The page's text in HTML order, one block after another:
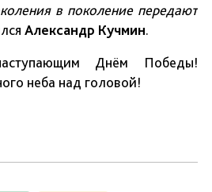
в поколение передают
Александр Кучмин.
Днём Победы!
неба над головой!